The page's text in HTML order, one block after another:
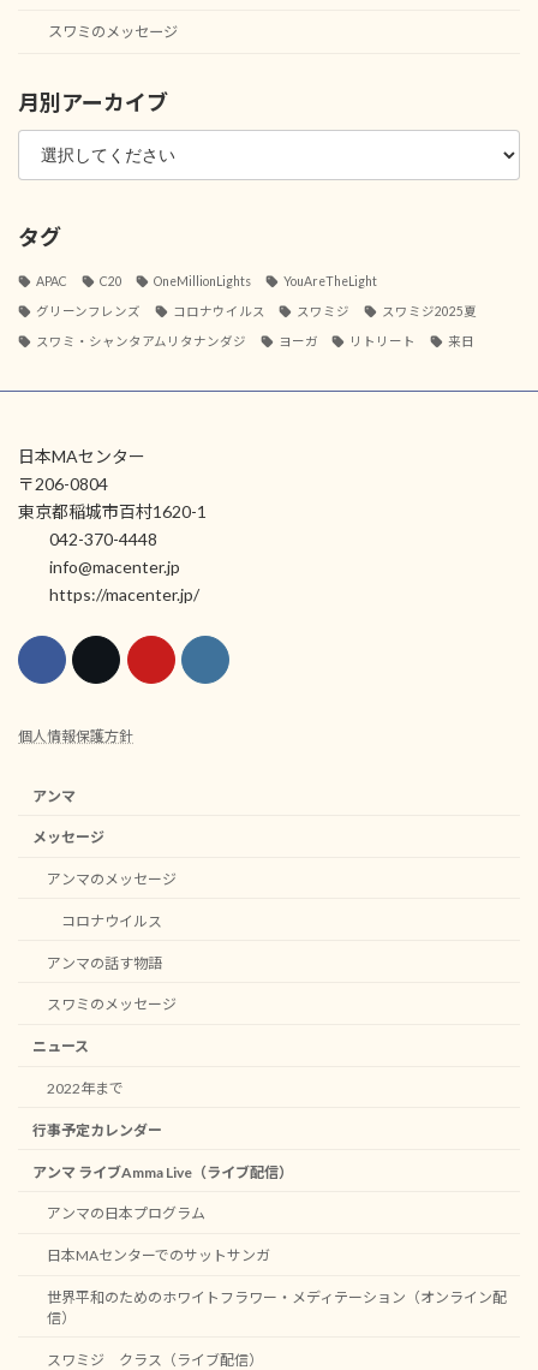
スワミのメッセージ
月別アーカイブ
タグ
APAC C20 OneMillionLights YouAreTheLight
グリーンフレンズ コロナウイルス スワミジ スワミジ2025夏
スワミ・シャンタアムリタナンダジ ヨーガ リトリート 来日
日本MAセンター
〒206-0804
東京都稲城市百村1620-1
042-370-4448
info@macenter.jp
https://macenter.jp/
個人情報保護方針
アンマ
メッセージ
アンマのメッセージ
コロナウイルス
アンマの話す物語
スワミのメッセージ
ニュース
2022年まで
行事予定カレンダー
アンマ ライブAmma Live（ライブ配信）
アンマの日本プログラム
日本MAセンターでのサットサンガ
世界平和のためのホワイトフラワー・メディテーション（オンライン配
信）
スワミジ クラス（ライブ配信）